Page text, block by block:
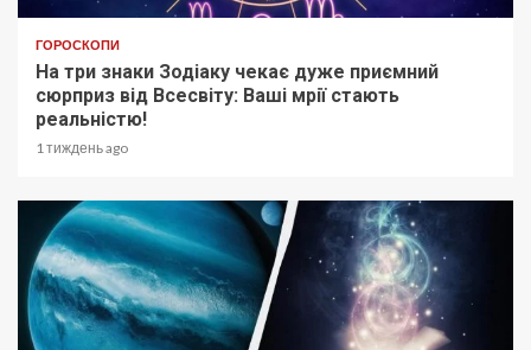
ГОРОСКОПИ
На три знаки Зодіаку чекає дуже приємний
сюрприз від Всесвіту: Ваші мрії стають
реальністю!
1 тиждень ago